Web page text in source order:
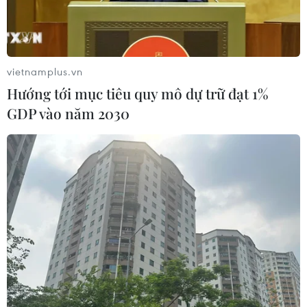
Tập thể đại biểu các hội cựu chiến binh, thành viên chi hội cựu
chiến binh thuộc Thông tấn xã Việt Nam chụp ảnh kỷ niệm.
(Ảnh: Minh Anh/Vietnam+)
Chiều ngày 19/4 tại Tòa Nhà Trung Tâm Thông
Tấn Quốc Gia, Hội Cựu Chiến binh Thông tấn xã
Việt Nam cùng Hội Cựu Chiến binh Việt Nam tổ
chức buổi sinh hoạt truyền thống mang tên
vietnamplus.vn
Hướng tới mục tiêu quy mô dự trữ đạt 1%
GDP vào năm 2030